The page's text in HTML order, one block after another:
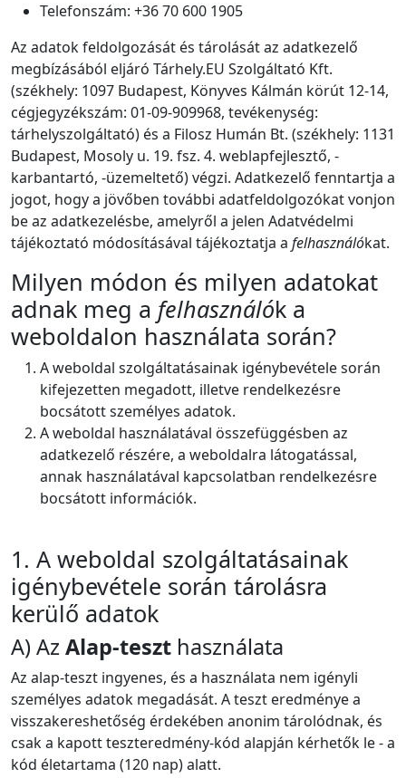
Telefonszám: +36 70 600 1905
Az adatok feldolgozását és tárolását az adatkezelő
megbízásából eljáró Tárhely.EU Szolgáltató Kft.
(székhely: 1097 Budapest, Könyves Kálmán körút 12-14,
cégjegyzékszám: 01-09-909968, tevékenység:
tárhelyszolgáltató) és a Filosz Humán Bt. (székhely: 1131
Budapest, Mosoly u. 19. fsz. 4. weblapfejlesztő, -
karbantartó, -üzemeltető) végzi. Adatkezelő fenntartja a
jogot, hogy a jövőben további adatfeldolgozókat vonjon
be az adatkezelésbe, amelyről a jelen Adatvédelmi
tájékoztató módosításával tájékoztatja a felhasználókat.
Milyen módon és milyen adatokat
adnak meg a felhasználók a
weboldalon használata során?
A weboldal szolgáltatásainak igénybevétele során
kifejezetten megadott, illetve rendelkezésre
bocsátott személyes adatok.
A weboldal használatával összefüggésben az
adatkezelő részére, a weboldalra látogatással,
annak használatával kapcsolatban rendelkezésre
bocsátott információk.
1. A weboldal szolgáltatásainak
igénybevétele során tárolásra
kerülő adatok
A) AzAlap-teszt használata
Az alap-teszt ingyenes, és a használata nem igényli
személyes adatok megadását. A teszt eredménye a
visszakereshetőség érdekében anonim tárolódnak, és
csak a kapott teszteredmény-kód alapján kérhetők le - a
kód életartama (120 nap) alatt.